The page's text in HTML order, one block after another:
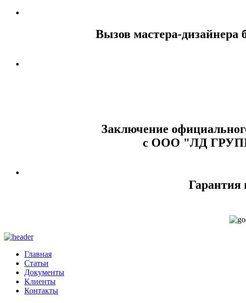
Вызов мастера-дизайнера
Заключение
с ООО "ЛД
Гарантия
Главная
Статьи
Документы
Клиенты
Контакты